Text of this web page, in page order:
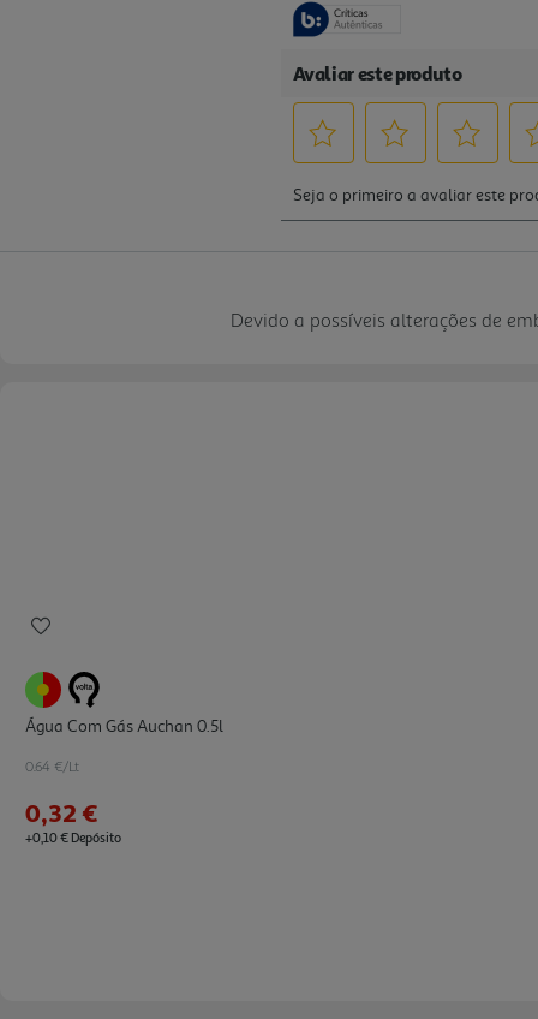
Devido a possíveis alterações de
Água Com Gás Auchan 0.5l
0.64 €/Lt
0,32 €
+0,10 € Depósito